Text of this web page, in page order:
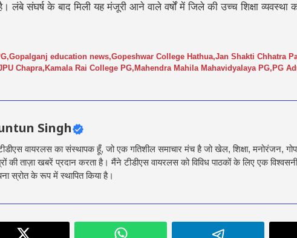
संघर्ष के बाद मिली यह मंजूरी आने वाले वर्षों में जिले की उच्च शिक्षा व्यवस्था
,Gopalganj education news,Gopeshwar College Hathua,Jan Shakti Chhatra
Chapra, Kamala Rai College PG, Mahendra Mahila Mahavidyalaya PG, PG
Singh
वायरलस का संस्थापक हूँ, जो एक गतिशील समाचार मंच है जो खेल, शिक्षा, मनोरंजन,
की ताज़ा खबरें प्रदान करता है। मैंने टीडीएस वायरलस को विविध पाठकों के लिए एक
स्रोत के रूप में स्थापित किया है।